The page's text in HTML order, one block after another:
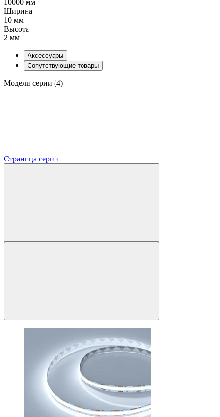
10000 мм
Ширина
10 мм
Высота
2 мм
Аксессуары
Сопутствующие товары
Модели серии (4)
Страница серии